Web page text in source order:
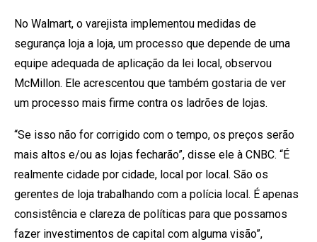
No Walmart, o varejista implementou medidas de
segurança loja a loja, um processo que depende de uma
equipe adequada de aplicação da lei local, observou
McMillon. Ele acrescentou que também gostaria de ver
um processo mais firme contra os ladrões de lojas.
“Se isso não for corrigido com o tempo, os preços serão
mais altos e/ou as lojas fecharão”, disse ele à CNBC. “É
realmente cidade por cidade, local por local. São os
gerentes de loja trabalhando com a polícia local. É apenas
consistência e clareza de políticas para que possamos
fazer investimentos de capital com alguma visão”,